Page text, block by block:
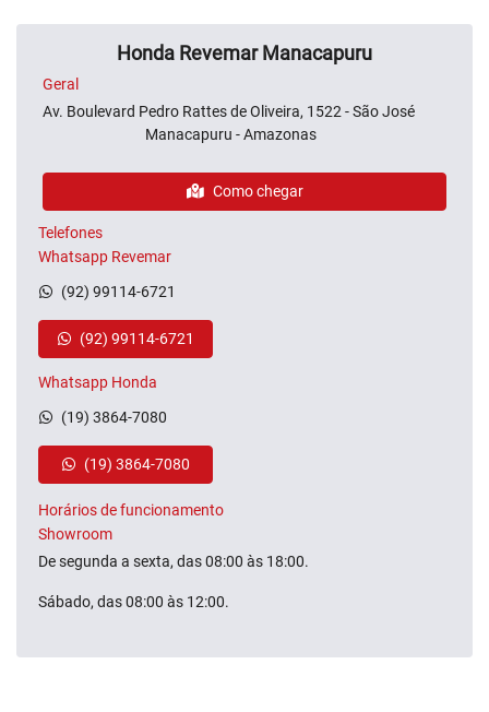
Honda Revemar Manacapuru
Geral
Av. Boulevard Pedro Rattes de Oliveira, 1522 - São José
Manacapuru - Amazonas
Como chegar
Telefones
Whatsapp Revemar
(92) 99114-6721
(92) 99114-6721
Whatsapp Honda
(19) 3864-7080
(19) 3864-7080
Horários de funcionamento
Showroom
De segunda a sexta, das 08:00 às 18:00.
Sábado, das 08:00 às 12:00.